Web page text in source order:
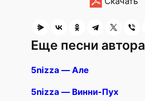
Еще песни автора
5nizza — Але
5nizza — Винни-Пух